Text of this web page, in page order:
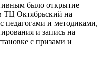
было открытие
ТЦ Октябрьский на
педагогами и методиками,
и запись на
с призами и